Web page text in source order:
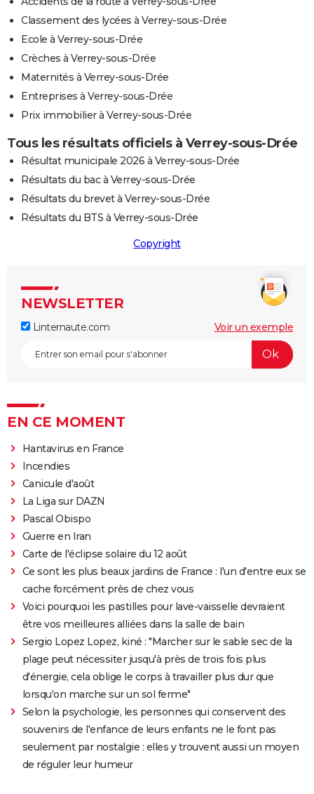
Classement des lycées à Verrey-sous-Drée
Ecole à Verrey-sous-Drée
Crèches à Verrey-sous-Drée
Maternités à Verrey-sous-Drée
Entreprises à Verrey-sous-Drée
Prix immobilier à Verrey-sous-Drée
Tous les résultats officiels à Verrey-sous-Drée
Résultat municipale 2026 à Verrey-sous-Drée
Résultats du bac à Verrey-sous-Drée
Résultats du brevet à Verrey-sous-Drée
Résultats du BTS à Verrey-sous-Drée
Copyright
NEWSLETTER
Linternaute.com Voir un exemple
EN CE MOMENT
Hantavirus en France
Incendies
Canicule d'août
La Liga sur DAZN
Pascal Obispo
Guerre en Iran
Carte de l'éclipse solaire du 12 août
Ce sont les plus beaux jardins de France : l'un d'entre eux se
cache forcément près de chez vous
Voici pourquoi les pastilles pour lave-vaisselle devraient
être vos meilleures alliées dans la salle de bain
Sergio Lopez Lopez, kiné : "Marcher sur le sable sec de la
plage peut nécessiter jusqu'à près de trois fois plus
d'énergie, cela oblige le corps à travailler plus dur que
lorsqu'on marche sur un sol ferme"
Selon la psychologie, les personnes qui conservent des
souvenirs de l'enfance de leurs enfants ne le font pas
seulement par nostalgie : elles y trouvent aussi un moyen
de réguler leur humeur